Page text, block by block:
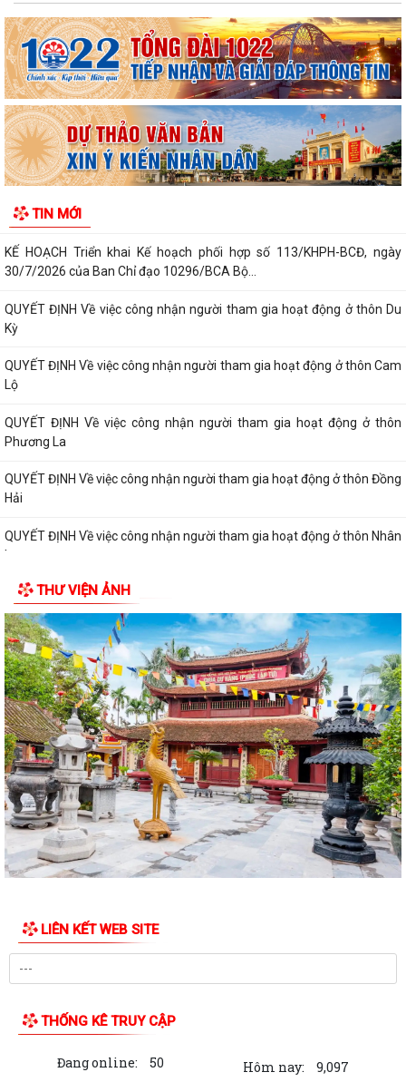
TIN MỚI
TỜ TRÌNH V/v xin ý kiến về Báo cáo Tổng kết năm học 2025 - 2026 và
Kế hoạch Tổ chức Hội nghị Tổng...
Công văn về việc triển khai bồi dưỡng thường xuyên trên nền tảng
"Bình dân học vụ số"
Hà Bắc: Hiệu quả từ mô hình hỗ trợ gà giống cho người dân trên địa
bàn xã
chống tệ nạn mại dâm, Chương...
KẾ HOẠCH Triển khai Kế hoạch phối hợp số 113/KHPH-BCĐ, ngày
30/7/2026 của Ban Chỉ đạo 10296/BCA Bộ...
QUYẾT ĐỊNH Về việc công nhận người tham gia hoạt động ở thôn Du
Kỳ
QUYẾT ĐỊNH Về việc công nhận người tham gia hoạt động ở thôn Cam
Lộ
QUYẾT ĐỊNH Về việc công nhận người tham gia hoạt động ở thôn
Phương La
QUYẾT ĐỊNH Về việc công nhận người tham gia hoạt động ở thôn Đồng
Hải
QUYẾT ĐỊNH Về việc công nhận người tham gia hoạt động ở thôn Nhân
Lư
Công an xã Hà Bắc khuyến cáo các vị trí xe ô tô không được dừng, đỗ
xe theo quy định mới.
QUYẾT ĐỊNH Về việc công nhận người tham gia hoạt động ở thôn Đông
QUYẾT ĐỊNH Về việc công nhận người tham gia hoạt động ở thôn Bắc
QUYẾT ĐỊNH Về việc công nhận người tham gia hoạt động ở thôn
Quan Khê
Báo cáo tình hình phát triển kinh tế - xã hội tháng 7 và 7 tháng đầu
năm, nhiệm vụ trọng tâm tháng...
Thông báo về việc tuyển chọn ứng viên điều dưỡng, nhân viên chăm
sóc đi làm việc tại Nhật Bản theo...
KẾ HOẠCH Triển khai thực hiện Quyết định số 973/QĐ-TTg ngày
01/6/2026 của Thủ tướng Chính phủ phê...
KẾ HOẠCH Triển khai thực hiện Nghị quyết số 87/NQ-CP ngày
05/4/2026 của Chính phủ ban hành Chương...
Quyết định Về việc phân công Lãnh đạo UBND thành phố theo dõi, chỉ
THƯ VIỆN ẢNH
LIÊN KẾT WEB SITE
THỐNG KÊ TRUY CẬP
Đang online: 50 Hôm nay: 9,097